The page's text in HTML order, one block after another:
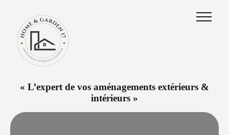
« L’expert de vos aménagements extérieurs &
intérieurs »